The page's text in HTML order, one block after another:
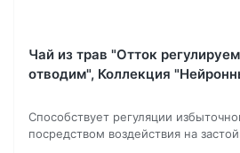
Чай из трав "Отток
отводим", Коллекция
Способствует регуляции
посредством воздействия на